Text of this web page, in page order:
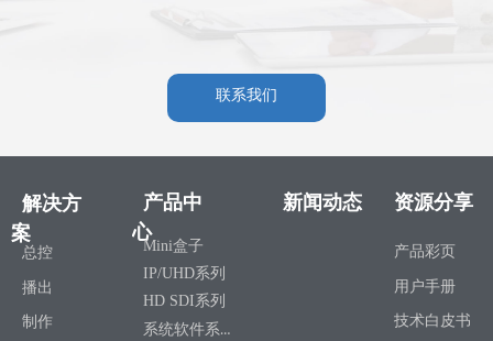
联系我们
产品中
心
Mini盒子
IP/UHD系列
HD SDI系列
系统软件系列
解决方
案
总控
播出
制作
新闻动态 资源分享
产品彩页
用户手册
技术白皮书